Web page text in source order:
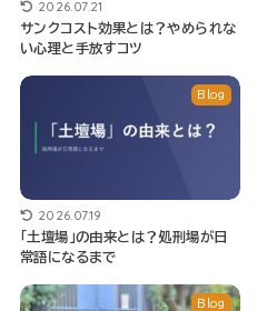
2026.07.21
サンクコスト効果とは？やめられな
い心理と手放すコツ
Blog
2026.07.19
「土壇場」の由来とは？処刑場が日
常語になるまで
Blog